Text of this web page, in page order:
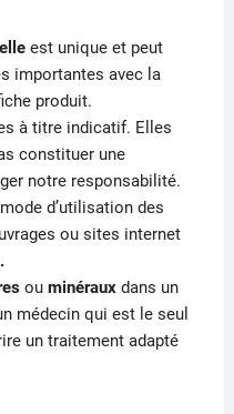
est unique et peut
importantes avec la
produit.
à titre indicatif. Elles
constituer une
notre responsabilité.
d’utilisation des
ou sites internet
ou minérauxdans un
médecin qui est le seul
un traitement adapté